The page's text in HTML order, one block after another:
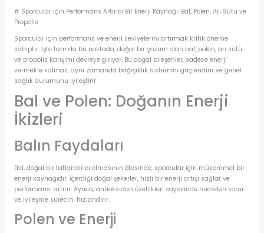
# Sporcular için Performans Artırıcı Bir Enerji Kaynağı: Bal, Polen, Arı Sütü ve
Propolis
Sporcular için performans ve enerji seviyelerini artırmak kritik öneme
sahiptir. İşte tam da bu noktada, doğal bir çözüm olan bal, polen, arı sütü
ve propolis karışımı devreye giriyor. Bu doğal bileşenler, sadece enerji
vermekle kalmaz, aynı zamanda bağışıklık sistemini güçlendirir ve genel
sağlık durumunu iyileştirir.
Bal ve Polen: Doğanın Enerji
İkizleri
Balın Faydaları
Bal, doğal bir tatlandırıcı olmasının ötesinde, sporcular için mükemmel bir
enerji kaynağıdır. İçerdiği doğal şekerler, hızlı bir enerji artışı sağlar ve
performansı artırır. Ayrıca, antioksidan özellikleri sayesinde hücreleri korur
ve iyileşme sürecini hızlandırır.
Polen ve Enerji